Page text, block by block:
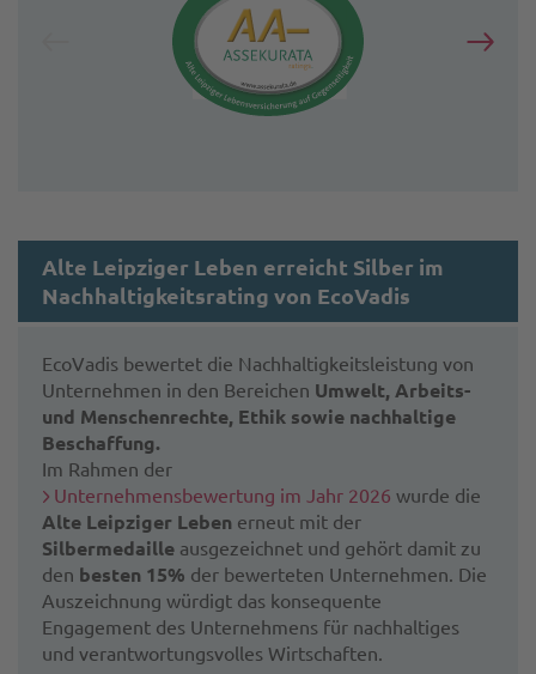
Alte Leipziger Leben erreicht Silber im
Nachhaltigkeitsrating von EcoVadis
EcoVadis bewertet die Nachhaltigkeits­leistung von
Unternehmen in den Bereichen Umwelt, Arbeits-
und Menschen­rechte, Ethik sowie nachhaltige
Beschaffung.
Im Rahmen der
Unternehmensbewertung im Jahr 2026 wurde die
Alte Leipziger Leben erneut mit der
Silbermedaille ausgezeichnet und gehört damit zu
den besten 15% der bewerteten Unternehmen. Die
Auszeichnung würdigt das konsequente
Engagement des Unternehmens für nachhaltiges
und verantwortungsvolles Wirtschaften.